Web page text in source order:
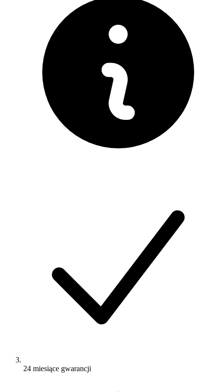
24 miesiące gwarancji